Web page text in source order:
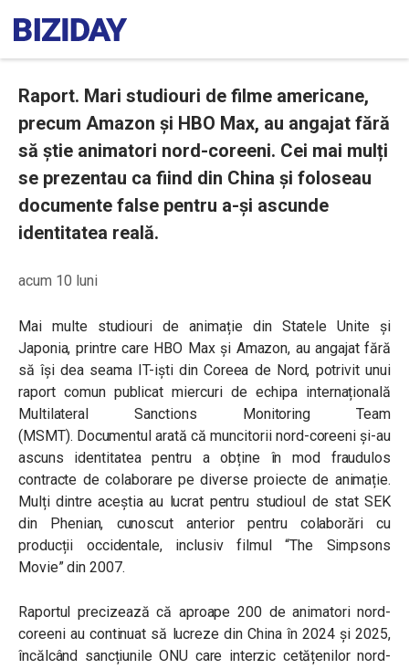
Raport. Mari studiouri de filme americane,
precum Amazon și HBO Max, au angajat fără
să știe animatori nord-coreeni. Cei mai mulți
se prezentau ca fiind din China și foloseau
documente false pentru a-și ascunde
identitatea reală.
acum 10 luni
Mai multe studiouri de animație din Statele Unite și
Japonia, printre care HBO Max și Amazon, au angajat fără
să își dea seama IT-iști din Coreea de Nord, potrivit unui
raport comun publicat miercuri de echipa internațională
Multilateral Sanctions Monitoring Team
(MSMT). Documentul arată că muncitorii nord-coreeni și-au
ascuns identitatea pentru a obține în mod fraudulos
contracte de colaborare pe diverse proiecte de animație.
Mulți dintre aceștia au lucrat pentru studioul de stat SEK
din Phenian, cunoscut anterior pentru colaborări cu
producții occidentale, inclusiv filmul “The Simpsons
Movie” din 2007.
Raportul precizează că aproape 200 de animatori nord-
coreeni au continuat să lucreze din China în 2024 și 2025,
încălcând sancțiunile ONU care interzic cetățenilor nord-